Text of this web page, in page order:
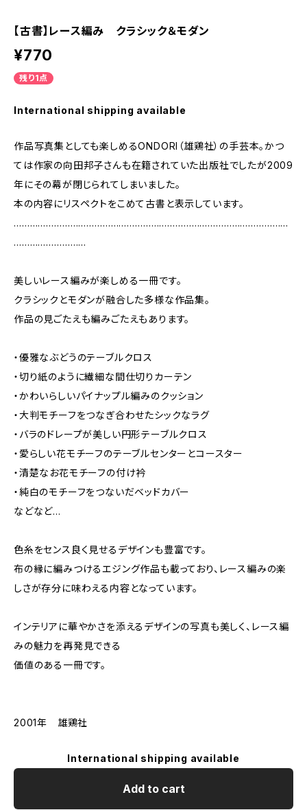
【古書】レース編み クラシック＆モダン
¥770
残り1点
International shipping available
作品写真集としても楽しめるONDORI（雄鶏社）の手芸本。かつ
ては作家の向田邦子さんも在籍されていた出版社でしたが2009
年にその幕が閉じられてしまいました。
本の内容にリスペクトをこめて古書と表示しています。
…………………………………………………………………………………………
………………………
美しいレース編みが楽しめる一冊です。
クラシックとモダンが融合した多様な作品集。
作品の見ごたえも編みごたえもあります。
・優雅なぶどうのテーブルクロス
・切り紙のように繊細な間仕切りカーテン
・かわいらしいパイナップル編みのクッション
・大判モチーフをつなぎ合わせたシックなラグ
・バラのドレープが美しい円形テーブルクロス
・愛らしい花モチーフのテーブルセンターとコースター
・清楚なお花モチーフの付け衿
・純白のモチーフをつないだベッドカバー
などなど…
色糸をセンス良く見せるデザインも豊富です。
布の縁に編みつけるエジング作品も載っており、レース編みの楽
しさが存分に味わえる内容となっています。
インテリアに華やかさを添えるデザインの写真も美しく、レース編
みの魅力を再発見できる
価値のある一冊です。
2001年 雄鶏社
International shipping available
Add to cart